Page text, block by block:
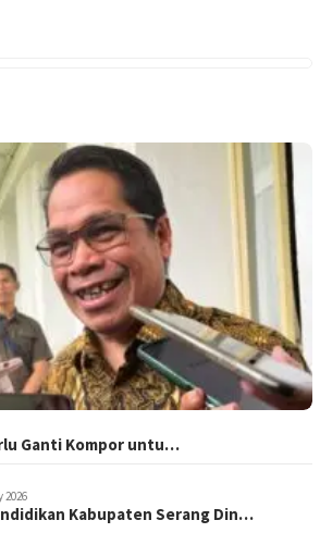
Ganti Kompor untu…
2026
Kabupaten Serang Din…